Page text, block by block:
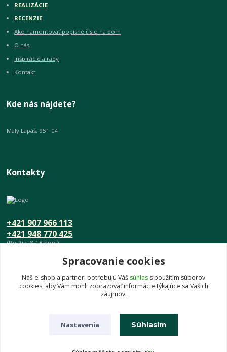
REALIZÁCIE
RECENZIE
Ako namontovať popisné číslo na dom
O nás
Inšpirácie a rady
Kontakt
Kde nás nájdete?
Malý Lapáš, 951 04
Kontakty
+421 948 770 425
+421 907 966 113
(Po-Pia, 8-18 hod.)
info@umeniedomova.skSpracovanie cookies
Náš e-shop a partneri potrebujú Váš súhlas s použitím súborov
cookies, aby Vám mohli zobrazovať informácie týkajúce sa Vašich
záujmov.
Nastavenia Súhlasím